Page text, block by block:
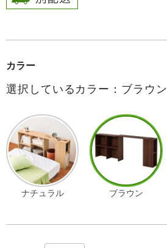
カラー
選択しているカラー：ブラウン
ナチュラル ブラウン